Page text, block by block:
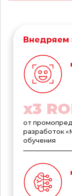
Внедряем
x3
от
разработок
обучения